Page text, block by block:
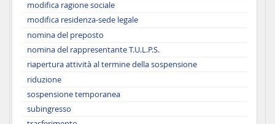
modifica ragione sociale
modifica residenza-sede legale
nomina del preposto
nomina del rappresentante T.U.L.P.S.
riapertura attività al termine della sospensione
riduzione
sospensione temporanea
subingresso